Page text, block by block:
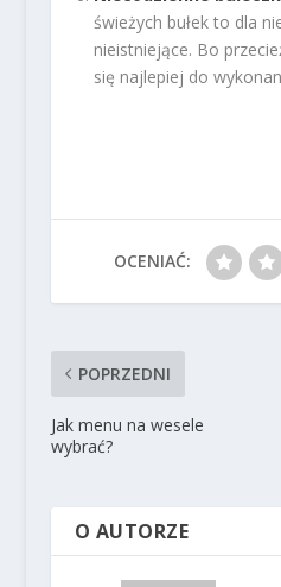
świeżych bułek to dla
nieistniejące. Bo
się najlepiej do
OCENIAĆ:
POPRZEDNI
Jak menu na wesele
wybrać?
O AUTORZE